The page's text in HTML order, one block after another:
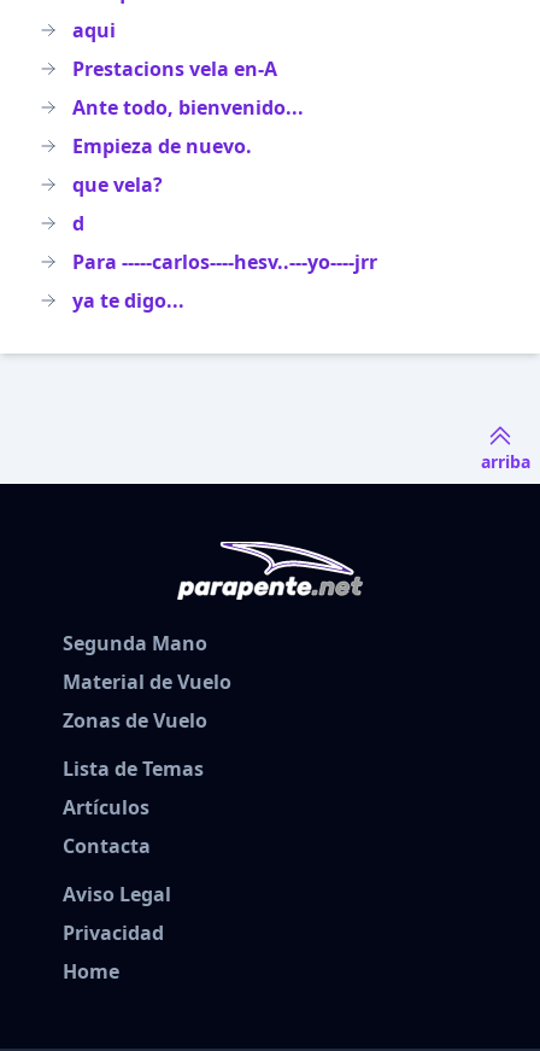
aqui
Prestacions vela en-A
Ante todo, bienvenido...
Empieza de nuevo.
que vela?
d
Para -----carlos----hesv..---yo----jrr
ya te digo...
arriba
Segunda Mano
Material de Vuelo
Zonas de Vuelo
Lista de Temas
Artículos
Contacta
Aviso Legal
Privacidad
Home